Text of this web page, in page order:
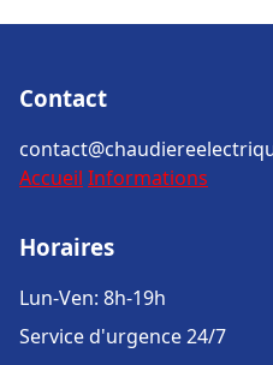
Contact
Accueil Informations
Horaires
Lun-Ven: 8h-19h
Service d'urgence 24/7